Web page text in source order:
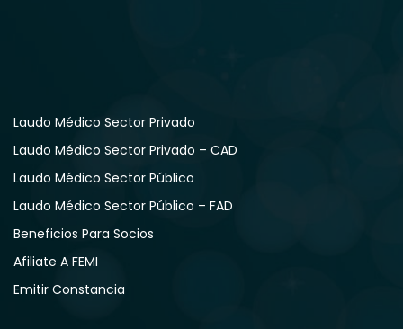
Laudo Médico Sector Privado
Laudo Médico Sector Privado – CAD
Laudo Médico Sector Público
Laudo Médico Sector Público – FAD
Beneficios Para Socios
Afiliate A FEMI
Emitir Constancia